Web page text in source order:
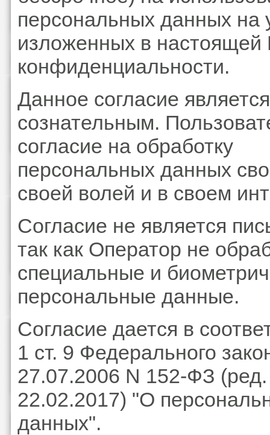
персональных данных на
изложенных в настоящей
конфиденциальности.
Данное согласие является
сознательным.
согласие на обработку
персональных данных
своей волей и в своем
Согласие не является
так как Оператор не
специальные и
персональные данные.
Согласие дается в
1 ст. 9 Федерального
27.07.2006 N 152-ФЗ (ред.
22.02.2017) "О
данных".